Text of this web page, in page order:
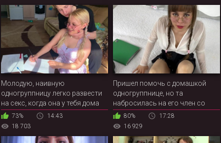
Молодую, наивную
одногруппницу легко развести
на секс, когда она у тебя дома
73%
14:43
18 703
Пришел помочь с домашкой
одногруппнице, но та
набросилась на его член со
сходу
80%
17:28
16 929